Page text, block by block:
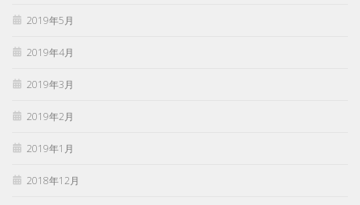
2019年5月
2019年4月
2019年3月
2019年2月
2019年1月
2018年12月